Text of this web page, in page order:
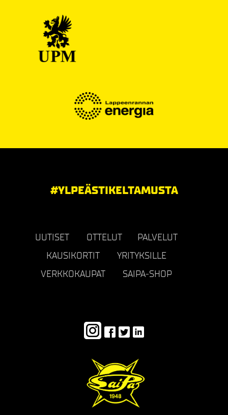
#YLPEÄSTIKELTAMUSTA
UUTISET OTTELUT
PALVELUT
KAUSIKORTIT
YRITYKSILLE
VERKKOKAUPAT
SAIPA-SHOP